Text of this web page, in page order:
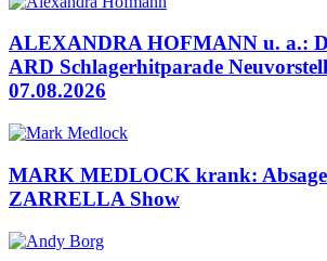
ALEXANDRA HOFMANN u. a.:
ARD Schlagerhitparade
07.08.2026
MARK MEDLOCK krank:
ZARRELLA Show